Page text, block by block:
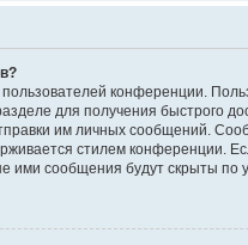
пользователей конференции.
для получения быстрого
им личных сообщений.
стилем конференции.
ими сообщения будут скрыты по